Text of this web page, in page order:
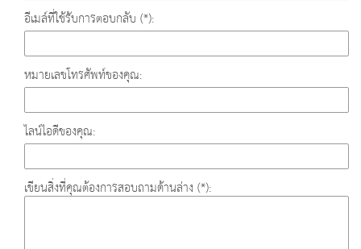
อีเมล์ที่ใช้รับการตอบกลับ (*):
หมายเลขโทรศัพท์ของคุณ:
ไลน์ไอดีของคุณ:
เขียนสิ่งที่คุณต้องการสอบถามด้านล่าง (*):